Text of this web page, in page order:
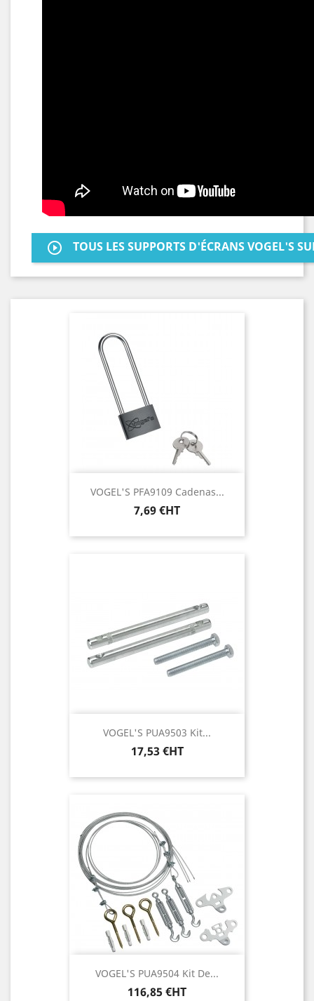
play_circle_outlinedTOUS LES SUPPORTS D'ÉCRANS VOGEL'S
VOGEL'S PFA9109 Cadenas...
Prix
7,69 €HT
VOGEL'S PUA9503 Kit...
Prix
17,53 €HT
VOGEL'S PUA9504 Kit De...
Prix
116,85 €HT